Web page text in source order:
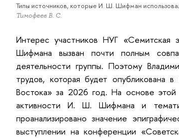
Типы источников, которые И. Ш. Шифман
Тимофеев В. С.
Интерес участников НУГ
Шифмана вызван почти полным
деятельности группы. Поэтому
трудов, которая будет опубликована
Востока» за 2026 год. На основе этой
активности И. Ш. Шифмана и
проанализировано значение
выступлении на конференции